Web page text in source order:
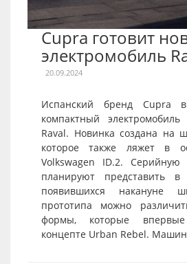
Cupra готовит
электромобиль
20.09.2024
Испанский бренд Cupra
компактный
Raval. Новинка создана на
которое также ляжет в
Volkswagen ID.2.
планируют представить
появившихся накануне
прототипа можно
формы, которые
концепте Urban Rebel.